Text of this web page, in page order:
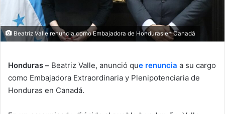
Beatriz Valle renuncia como Embajadora de Honduras en Canadá
Honduras – Beatriz Valle, anunció que renuncia a su cargo
como Embajadora Extraordinaria y Plenipotenciaria de
Honduras en Canadá.